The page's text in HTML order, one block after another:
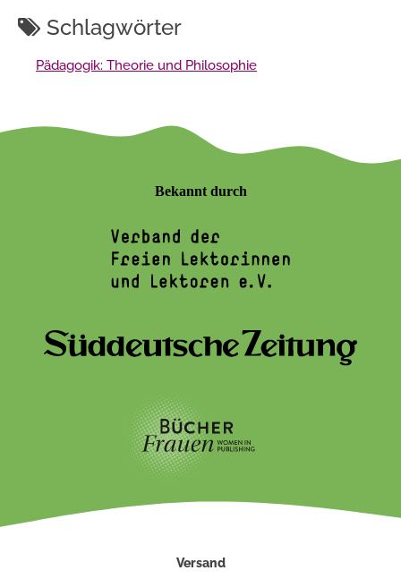
Schlagwörter
Pädagogik: Theorie und Philosophie
Bekannt durch
Versand